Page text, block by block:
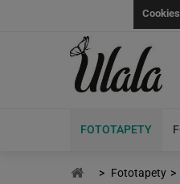
Cookies
FOTOTAPETY
> Fototapety >